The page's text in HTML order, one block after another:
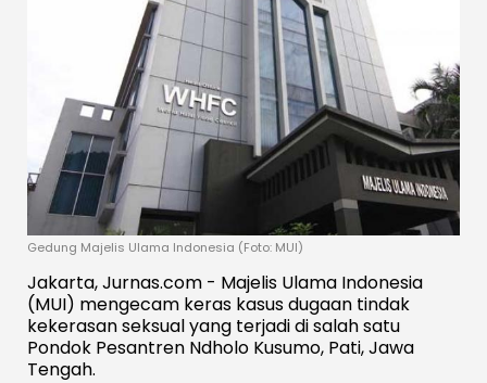
Gedung Majelis Ulama Indonesia (Foto: MUI)
Jakarta, Jurnas.com - Majelis Ulama Indonesia
(MUI) mengecam keras kasus dugaan tindak
kekerasan seksual yang terjadi di salah satu
Pondok Pesantren Ndholo Kusumo, Pati, Jawa
Tengah.